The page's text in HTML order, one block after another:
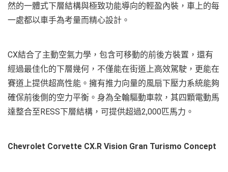
然的一體式下層結構與極致功能導向的輕盈內裝，車上的每
一處都以車手為考量而精心設計。
CX結合了主動空氣力學，包含可移動的前後方裝置，還有
經過最佳化的下層幾何，不僅能在街道上高效駕駛，更能在
賽道上提供超高性能。擁有推力向量的風扇下壓力系統能夠
確保前後側的空力平衡。身為全輪驅動車款，其四顆電動馬
達整合至RESS下層結構，可提供超過2,000匹馬力。
Chevrolet Corvette CX.R Vision Gran Turismo Concept